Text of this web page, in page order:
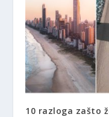
10 razloga zašto